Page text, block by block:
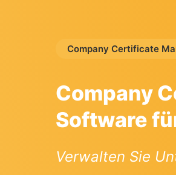
Company Certificate
Company
Software
Verwalten Sie